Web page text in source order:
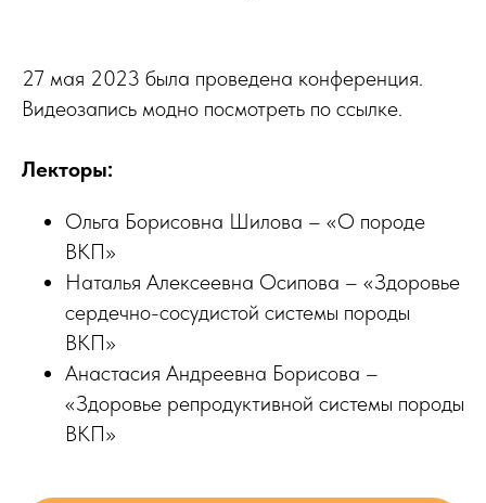
27 мая 2023 была проведена конференция.
Видеозапись модно посмотреть по ссылке.
Лекторы:
Ольга Борисовна Шилова – «О породе
ВКП»
Наталья Алексеевна Осипова – «Здоровье
сердечно-сосудистой системы породы
ВКП»
Анастасия Андреевна Борисова –
«Здоровье репродуктивной системы породы
ВКП»